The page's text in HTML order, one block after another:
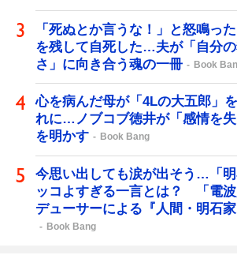
「死ぬとか言うな！」と怒鳴っ
を残して自死した…夫が「自分
さ」に向き合う魂の一冊
Book
心を病んだ母が「4Lの大五郎」
れに…ノブコブ徳井が「感情を
を明かす
Book Bang
今思い出しても涙が出そう…「
ッコよすぎる一言とは？ 「電
デューサーによる『人間・明石
Book Bang